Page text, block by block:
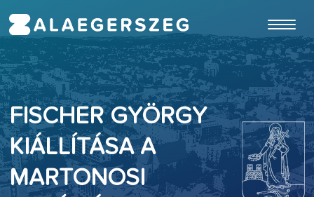
FISCHER GYÖRGY
KIÁLLÍTÁSA A
MARTONOSI